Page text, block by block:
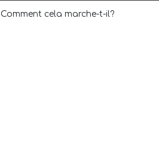
Comment cela marche-t-il?